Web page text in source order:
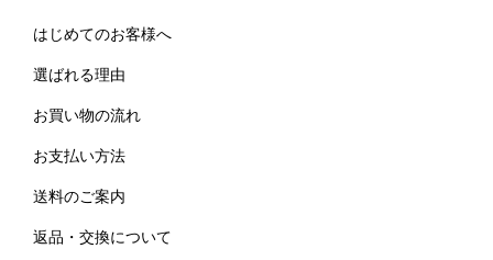
はじめてのお客様へ
選ばれる理由
お買い物の流れ
お支払い方法
送料のご案内
返品・交換について